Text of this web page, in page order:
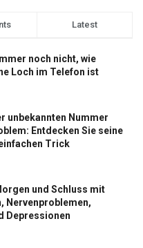
Latest
noch nicht, wie
Loch im Telefon ist
unbekannten Nummer
Entdecken Sie seine
Trick
und Schluss mit
Nervenproblemen,
Depressionen